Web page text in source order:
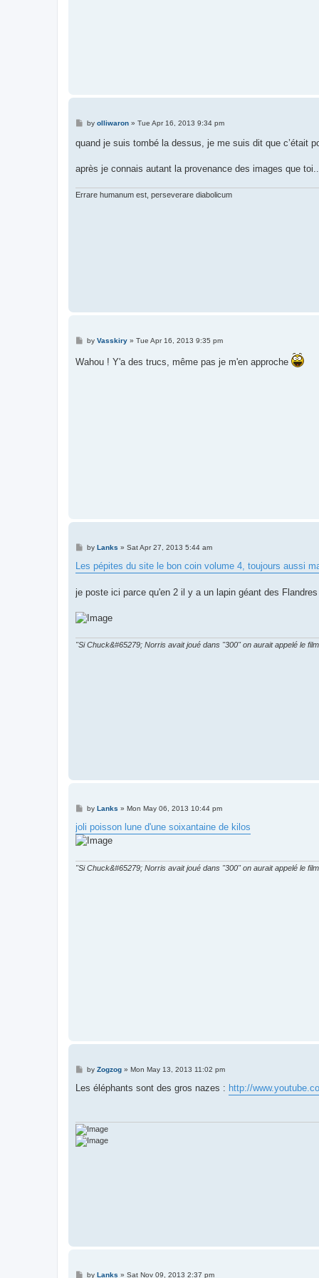
P
t
by olliwaron» Tue Apr 16, 2013 9:34 pm
quand je suis tombé la dessus, je me suis dit que c’était
après je connais autant la provenance des images que toi...
Errare humanum est, perseverare diabolicum
P
s
t
by Vasskiry» Tue Apr 16, 2013 9:35 pm
Wahou ! Y'a des trucs, même pas je m'en approche
P
s
t
by Lanks » Sat Apr 27, 2013 5:44 am
Les pépites du site le bon coin volume 4, toujours aussi
je poste ici parce qu'en 2 il y a un lapin géant des Flandres
"Si Chuck&#65279; Norris avait joué dans "300" on aurait appelé le
P
s
t
by Lanks » Mon May 06, 2013 10:44 pm
joli poisson lune d'une soixantaine de kilos
"Si Chuck&#65279; Norris avait joué dans "300" on aurait appelé le
P
s
by Zogzog» Mon May 13, 2013 11:02 pm
Les éléphants sont des gros nazes : http://
Pby Lanks » Sat Nov 09, 2013 2:37 pm